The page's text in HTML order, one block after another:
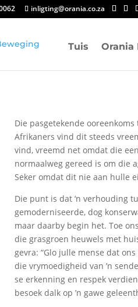
inligting@orania.co.za
Tuis Orania
Die pasgetekende
Afrikaners vind dit steeds
vind, vreemd net omdat die
normaalweg gereed is om die
Seker omdat dit nie aan hulle
Die punt is dat ‘n verhouding
gemoderniseerde, dog
maar daarby begin het. Toe
die grasgroen heuwels met
gevra: “Glo julle mense dat
die vrymoedigheid van ’n
se erkenning en respek
besoek dalk op ’n gawe